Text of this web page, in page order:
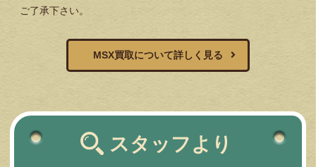
ご了承下さい。
MSX買取について詳しく見る
スタッフより